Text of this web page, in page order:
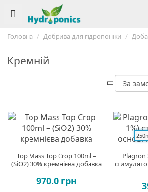
Головна Добрива для гідропоніки
Кремній
Top Mass Top Crop 100ml –
(SiO2) 30% кремнієва добавка
970.0 грн
Plagron